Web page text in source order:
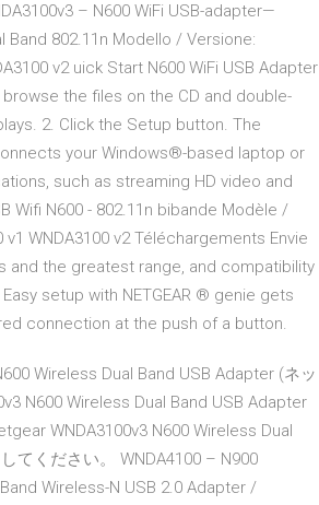
– N600 WiFi USB-adapter—
Band 802.11n Modello / Versione:
v2 uick Start N600 WiFi USB Adapter
the files on the CD and double-
2. Click the Setup button. The
your Windows®-based laptop or
such as streaming HD video and
Wifi N600 - 802.11n bibande Modèle /
WNDA3100 v2 Téléchargements Envie
and the greatest range, and compatibility
setup with NETGEAR ® genie gets
connection at the push of a button.
Wireless Dual Band USB Adapter (ネッ
N600 Wireless Dual Band USB Adapter
WNDA3100v3 N600 Wireless Dual
てください。 WNDA4100 – N900
Wireless-N USB 2.0 Adapter /